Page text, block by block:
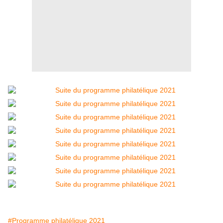
#Programme philatélique 2021